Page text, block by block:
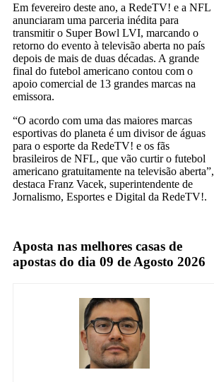
Em fevereiro deste ano, a RedeTV! e a NFL
anunciaram uma parceria inédita para
transmitir o Super Bowl LVI, marcando o
retorno do evento à televisão aberta no país
depois de mais de duas décadas. A grande
final do futebol americano contou com o
apoio comercial de 13 grandes marcas na
emissora.
“O acordo com uma das maiores marcas
esportivas do planeta é um divisor de águas
para o esporte da RedeTV! e os fãs
brasileiros de NFL, que vão curtir o futebol
americano gratuitamente na televisão aberta”,
destaca Franz Vacek, superintendente de
Jornalismo, Esportes e Digital da RedeTV!.
Aposta nas melhores casas de
apostas do dia 09 de Agosto 2026